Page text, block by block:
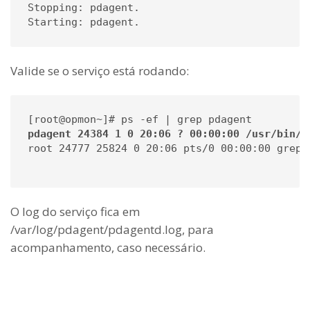
Stopping: pdagent.
Starting: pdagent.
Valide se o serviço está rodando:
pdagent 24384 1 0 20:06 ? 00:00:00 /usr/
root 24777 25824 0 20:06 pts/0 00:00:00 grep
O log do serviço fica em
/var/log/pdagent/pdagentd.log, para
acompanhamento, caso necessário.